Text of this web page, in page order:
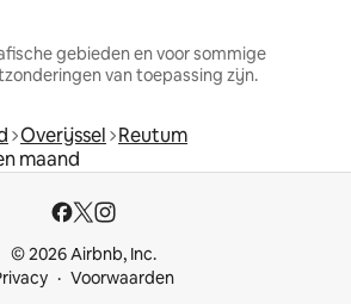
gebieden en voor sommige
van toepassing zijn.
Overijssel Reutum
maand
© 2026 Airbnb, Inc.
Voorwaarden